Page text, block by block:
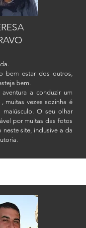
bem estar dos outros,
bem.
a conduzir um
muitas vezes sozinha é
maiúsculo. O seu olhar
por muitas das fotos
neste site, inclusive a da